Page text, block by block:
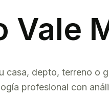
Vale
casa, depto, terreno o
profesional con